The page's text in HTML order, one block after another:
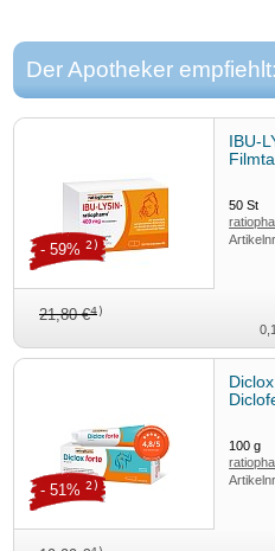
Der Apotheker empfiehlt:
IBU-
50St
Artikelnr.
21,80 €4)
- 59% 2)
100g
Artikelnr.
- 51% 2)